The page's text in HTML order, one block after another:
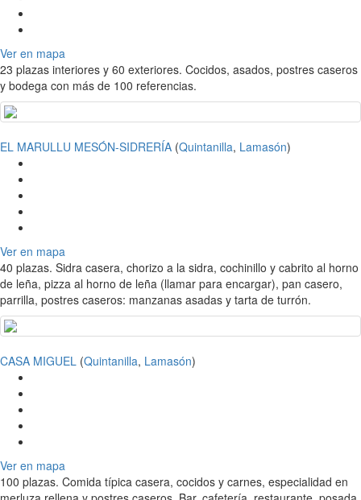
Ver en mapa
23 plazas interiores y 60 exteriores. Cocidos, asados, postres caseros
y bodega con más de 100 referencias.
EL MARULLU MESÓN-SIDRERÍA (Quintanilla, Lamasón)
Ver en mapa
40 plazas. Sidra casera, chorizo a la sidra, cochinillo y cabrito al horno
de leña, pizza al horno de leña (llamar para encargar), pan casero,
parrilla, postres caseros: manzanas asadas y tarta de turrón.
CASA MIGUEL (Quintanilla, Lamasón)
Ver en mapa
100 plazas. Comida típica casera, cocidos y carnes, especialidad en